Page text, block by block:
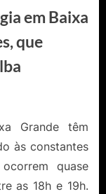
em Baixa
que
Grande têm
às constantes
quase
as 18h e 19h.